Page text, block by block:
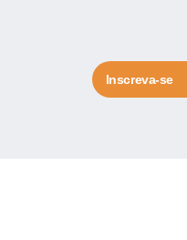
Inscreva-se